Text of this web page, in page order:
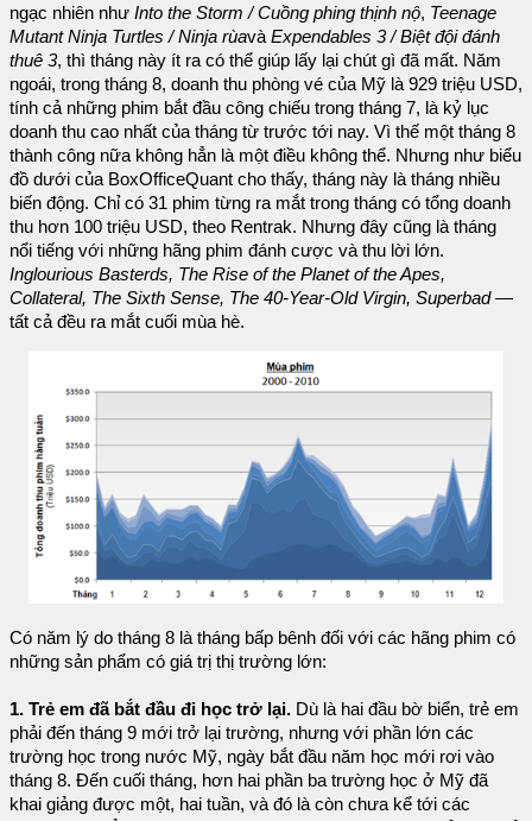
ngạc nhiên như Into the Storm / Cuồng phing thịnh nộ, Teenage
Mutant Ninja Turtles / Ninja rùavà Expendables 3 / Biệt đội đánh
thuê 3, thì tháng này ít ra có thể giúp lấy lại chút gì đã mất. Năm
ngoái, trong tháng 8, doanh thu phòng vé của Mỹ là 929 triệu USD,
tính cả những phim bắt đầu công chiếu trong tháng 7, là kỷ lục
doanh thu cao nhất của tháng từ trước tới nay. Vì thế một tháng 8
thành công nữa không hẳn là một điều không thể. Nhưng như biểu
đồ dưới của BoxOfficeQuant cho thấy, tháng này là tháng nhiều
biến động. Chỉ có 31 phim từng ra mắt trong tháng có tổng doanh
thu hơn 100 triệu USD, theo Rentrak. Nhưng đây cũng là tháng
nổi tiếng với những hãng phim đánh cược và thu lời lớn.
Inglourious Basterds, The Rise of the Planet of the Apes,
Collateral, The Sixth Sense, The 40-Year-Old Virgin, Superbad—
tất cả đều ra mắt cuối mùa hè.
Có năm lý do tháng 8 là tháng bấp bênh đối với các hãng phim có
những sản phẩm có giá trị thị trường lớn:
1. Trẻ em đã bắt đầu đi học trở lại. Dù là hai đầu bờ biển, trẻ em
phải đến tháng 9 mới trở lại trường, nhưng với phần lớn các
trường học trong nước Mỹ, ngày bắt đầu năm học mới rơi vào
tháng 8. Đến cuối tháng, hơn hai phần ba trường học ở Mỹ đã
khai giảng được một, hai tuần, và đó là còn chưa kể tới các